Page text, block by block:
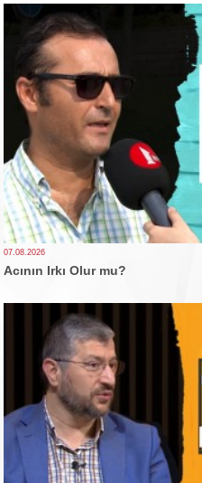
07.08.2026
Acının Irkı Olur mu?